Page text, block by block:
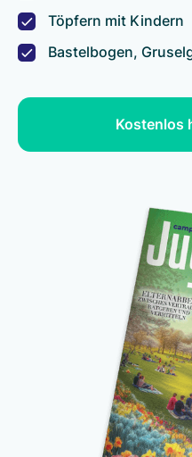
Töpfern mit Kindern
Bastelbogen,
Kostenlos